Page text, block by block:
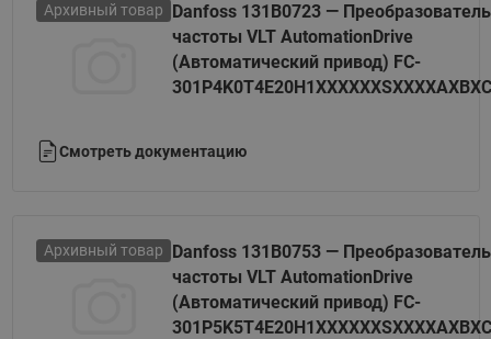
Архивный товар
Danfoss 131B0723 — Преобразователь
частоты VLT AutomationDrive
(Автоматический привод) FC-
Смотреть документацию
Архивный товар
Danfoss 131B0753 — Преобразователь
частоты VLT AutomationDrive
(Автоматический привод) FC-